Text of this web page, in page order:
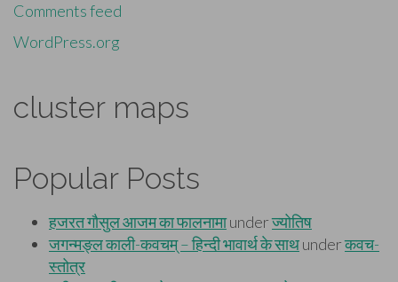
Comments feed
WordPress.org
cluster maps
Popular Posts